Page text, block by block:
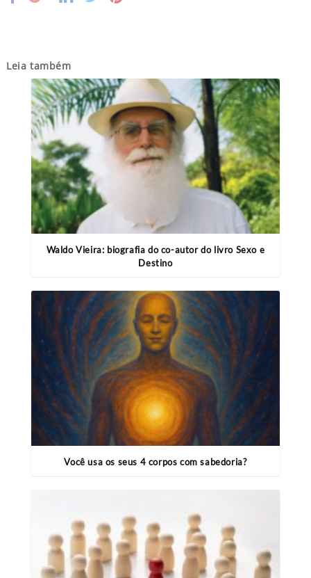
Leia também
Waldo Vieira: biografia do co-autor do livro Sexo e
Destino
Você usa os seus 4 corpos com sabedoria?